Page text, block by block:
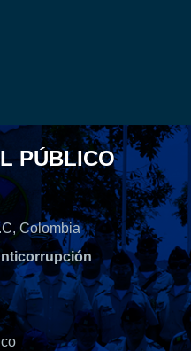
PÚBLICO
Colombia